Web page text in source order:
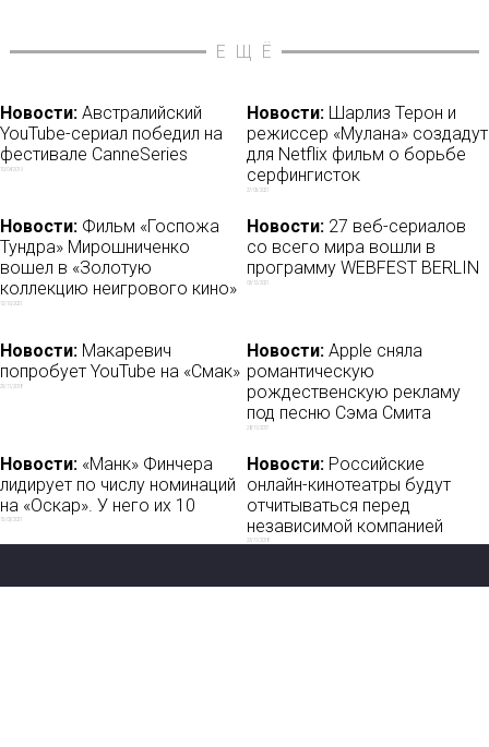
ЕЩЁ
Новости: Австралийский
YouTube-сериал победил на
фестивале CanneSeries
10/04/2019
Новости: Шарлиз Терон и
режиссер «Мулана» создадут
для Netflix фильм о борьбе
серфингисток
27/05/2021
Новости: Фильм «Госпожа
Тундра» Мирошниченко
вошел в «Золотую
коллекцию неигрового кино»
12/10/2021
Новости: 27 веб-сериалов
со всего мира вошли в
программу WEBFEST BERLIN
03/12/2021
Новости: Макаревич
попробует YouTube на «Смак»
25/11/2018
Новости: Apple сняла
романтическую
рождественскую рекламу
под песню Сэма Смита
28/11/2017
Новости: «Манк» Финчера
лидирует по числу номинаций
на «Оскар». У него их 10
15/03/2021
Новости: Российские
онлайн-кинотеатры будут
отчитываться перед
независимой компанией
23/11/2018